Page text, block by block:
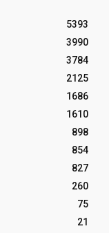
5393
3990
3784
2125
1686
1610
898
854
827
260
75
21